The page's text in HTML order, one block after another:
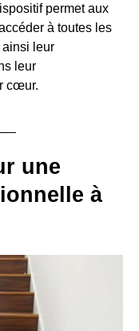
permet aux
à toutes les
ainsi leur
leur
cœur.
une
à